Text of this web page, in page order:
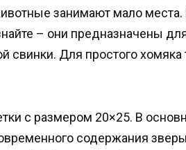
занимают мало
– они предназначены
Для простого хомяка
с размером 20×25. В
содержания